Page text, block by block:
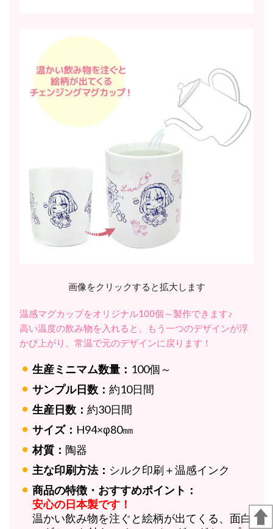
画像をクリックすると拡大します
温感マグカップをオリジナル100個～製作できます♪
高い温度の飲み物を入れると、もう一つのデザインが浮
かび上がり、常温で元のデザインに戻ります！
生産ミニマム数量： 100個～
サンプル日数： 約10日間
生産日数： 約30日間
サイズ： H94×φ80㎜
材質： 陶器
主な印刷方法： シルク印刷＋温感インク
商品の特徴・おすすめポイント：
安心の日本製です！
温かい飲み物を注ぐと絵柄が出てくる、面白